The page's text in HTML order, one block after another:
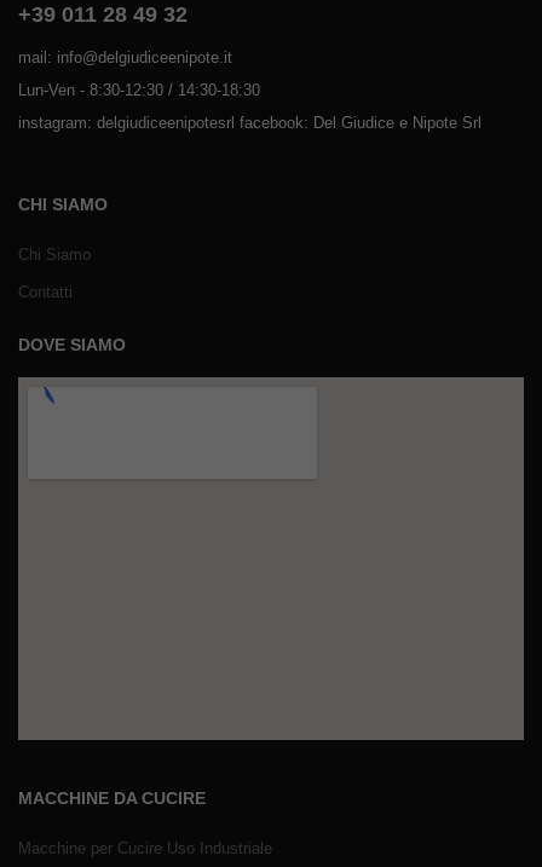
+39 011 28 49 32
mail: info@delgiudiceenipote.it
Lun-Ven - 8:30-12:30 / 14:30-18:30
instagram: delgiudiceenipotesrl facebook: Del Giudice e Nipote Srl
CHI SIAMO
Chi Siamo
Contatti
DOVE SIAMO
MACCHINE DA CUCIRE
Macchine per Cucire Uso Industriale